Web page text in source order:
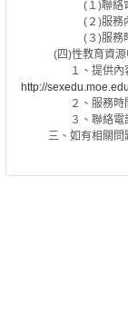
(１)聯絡電話
(２)服務內容：
(３)服務時間：
(四)性教育資源
１、提供內容：性
http://
２、服務時間：
３、聯絡電話
三、如有相關問題